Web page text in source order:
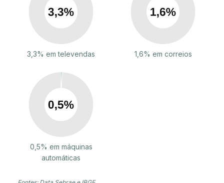
3,3% em televendas 1,6% em correios
0,5% em máquinas
automáticas